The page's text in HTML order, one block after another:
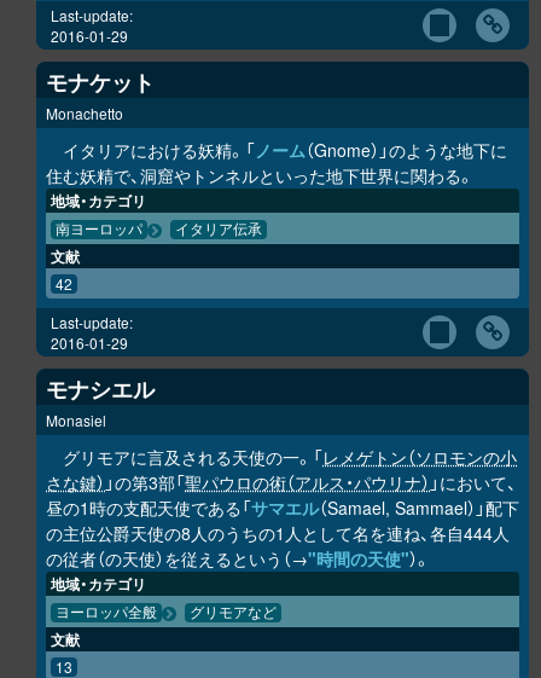
Last-update:
2016-01-29
モナケット
Monachetto
イタリアにおける妖精。「ノーム（Gnome）」のような地下に
住む妖精で、洞窟やトンネルといった地下世界に関わる。
地域・カテゴリ
南ヨーロッパ イタリア伝承
文献
42
Last-update:
2016-01-29
モナシエル
Monasiel
グリモアに言及される天使の一。「レメゲトン（ソロモンの小
さな鍵） 」の第3部「聖パウロの術（アルス・パウリナ） 」において、
昼の1時の支配天使である「サマエル（Samael, Sammael）」配下
の主位公爵天使の8人のうちの1人として名を連ね、各自444人
の従者（の天使）を従えるという（→"時間の天使"）。
地域・カテゴリ
ヨーロッパ全般 グリモアなど
文献
13